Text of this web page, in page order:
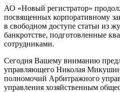
АО «Новый регистратор»
посвященных корпоративному
в cвободном доступе статьи из
банкротстве, подготовленные
сотрудниками.
Сегодня Вашему вниманию
управляющего Николая
полномочий Арбитражного
управления хозяйственным